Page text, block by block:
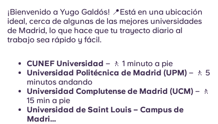
¡Bienvenido a Yugo Galdós! 📍Está en una ubicación
ideal, cerca de algunas de las mejores universidades
de Madrid, lo que hace que tu trayecto diario al
trabajo sea rápido y fácil.
CUNEF Universidad – 🚶 1 minuto a pie
Universidad Politécnica de Madrid (UPM) – 🚶 5
minutos andando
Universidad Complutense de Madrid (UCM) – 🚶
15 min a pie
Universidad de Saint Louis – Campus de
Madri...